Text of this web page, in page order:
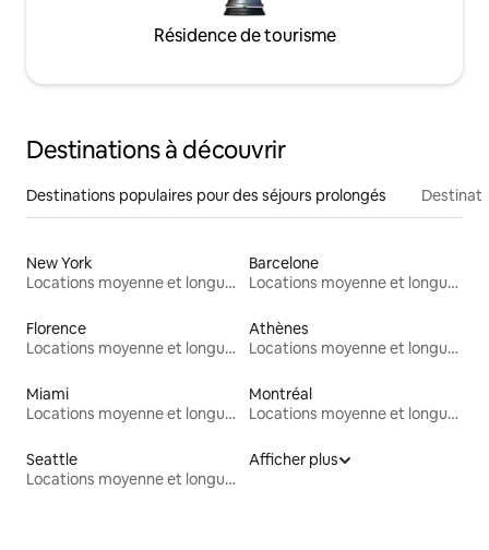
Résidence de tourisme
Destinations à découvrir
Destinations populaires pour des séjours prolongés
New York
Locations moyenne et longue durée
Barcelone
Locations moyenne et longue durée
Florence
Locations moyenne et longue durée
Athènes
Locations moyenne et longue durée
Miami
Locations moyenne et longue durée
Montréal
Locations moyenne et longue durée
Seattle
Locations moyenne et longue durée
Afficher plus